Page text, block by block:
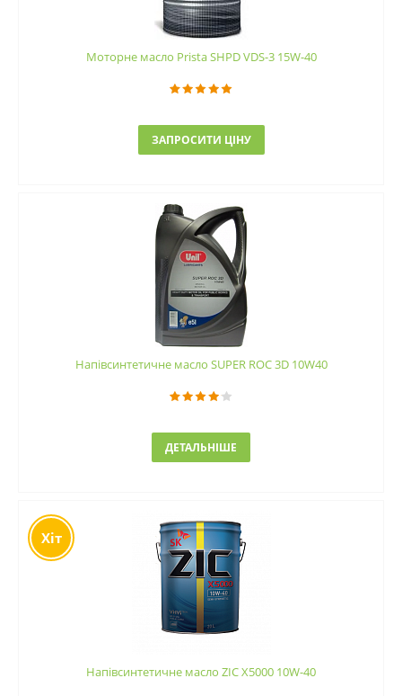
Моторне масло Prista SHPD VDS-3 15W-40
ЗАПРОСИТИ ЦІНУ
Напівсинтетичне масло SUPER ROC 3D 10W40
ДЕТАЛЬНІШЕ
Хіт
Напівсинтетичне масло ZIC X5000 10W-40